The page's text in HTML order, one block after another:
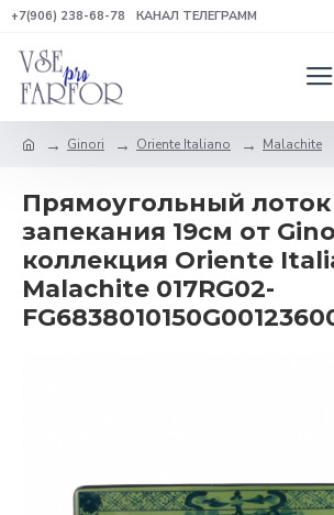
+7(906) 238-68-78 КАНАЛ ТЕЛЕГРАММ
Ginori Oriente Italiano Malachite
Прямоугольный
запекания 19см от
коллекция Oriente
Malachite 017RG02-